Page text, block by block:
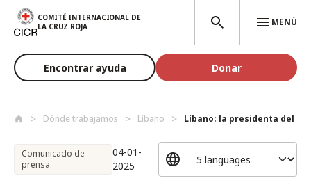
Pasar al contenido principal
COMITÉ INTERNACIONAL DE
LA CRUZ ROJA
MENÚ
Encontrar ayuda Donar
Dónde trabajamos Líbano Líbano: la presidenta del
Comunicado de
prensa
04-01-
2025